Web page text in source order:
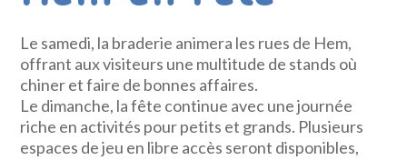
Le samedi, la braderie animera les rues de Hem,
offrant aux visiteurs une multitude de stands où
chiner et faire de bonnes affaires.
Le dimanche, la fête continue avec une journée
riche en activités pour petits et grands. Plusieurs
espaces de jeu en libre accès seront disponibles,